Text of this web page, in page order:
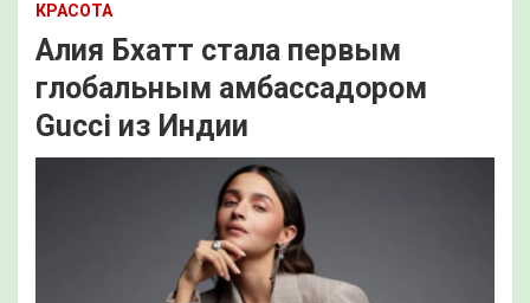
КРАСОТА
Алия Бхатт стала первым
глобальным амбассадором
Gucci из Индии